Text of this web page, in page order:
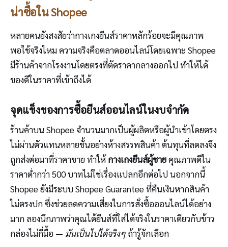
น่าซื้อใน Shopee
หลายคนยังสงสัยว่ากางเกงยีนส์ราคาหลักร้อยจะมีคุณภาพ
พอใช้จริงไหม ความจริงคือตลาดออนไลน์โดยเฉพาะ Shopee
มีร้านค้าจากโรงงานโดยตรงที่ตัดราคากลางออกไป ทำให้ได้
ของดีในราคาที่เข้าถึงได้
จุดแข็งของการซื้อยีนส์ออนไลน์ในงบจำกัด
ร้านค้าบน Shopee จำนวนมากเป็นผู้ผลิตหรือผู้นำเข้าโดยตรง
ไม่ผ่านตัวแทนหลายชั้นอย่างห้างสรรพสินค้า ต้นทุนที่ลดลงจึง
ถูกส่งต่อมาที่ราคาขาย ทำให้ กางเกงยีนส์ผู้ชายคุณภาพดีใน
ราคาต่ำกว่า 500 บาทไม่ใช่เรื่องแปลกอีกต่อไป นอกจากนี้
Shopee ยังมีระบบ Shopee Guarantee ที่คืนเงินหากสินค้า
ไม่ตรงปก ซึ่งช่วยลดความเสี่ยงในการสั่งซื้อออนไลน์ได้อย่าง
มาก ลองนึกภาพว่าคุณได้ยีนส์ที่ใส่ได้จริงในราคาเดียวกับข้าว
กล่องไม่กี่มื้อ — มันเป็นไปได้จริงๆ ถ้ารู้จักเลือก